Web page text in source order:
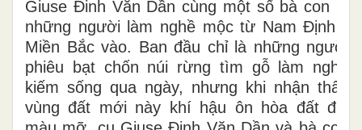
Giuse Đinh Văn Dần cùng một số bà con là
những người làm nghề mộc từ Nam Định -
Miền Bắc vào. Ban đầu chỉ là những người
phiêu bạt chốn núi rừng tìm gỗ làm nghề
kiếm sống qua ngày, nhưng khi nhận thấy
vùng đất mới này khí hậu ôn hòa đất đai